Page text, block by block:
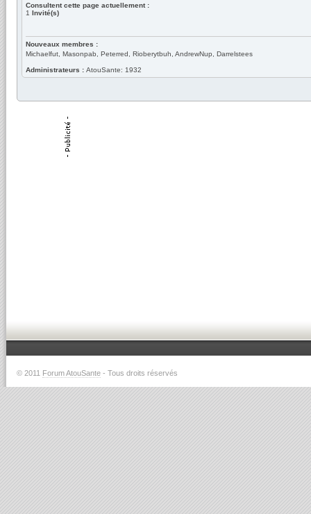
Consultent cette page actuellement :
1 Invité(s)
Nouveaux membres :
Michaelfut, Masonpab, Peterred, Rioberytbuh, AndrewNup, Darrelstees
Administrateurs : AtouSante: 1932
© 2011 Forum AtouSante - Tous droits réservés